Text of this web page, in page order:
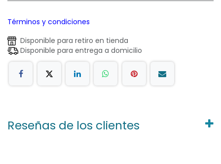
Términos y condiciones
Disponible para retiro en tienda
Disponible para entrega a domicilio
Reseñas de los clientes